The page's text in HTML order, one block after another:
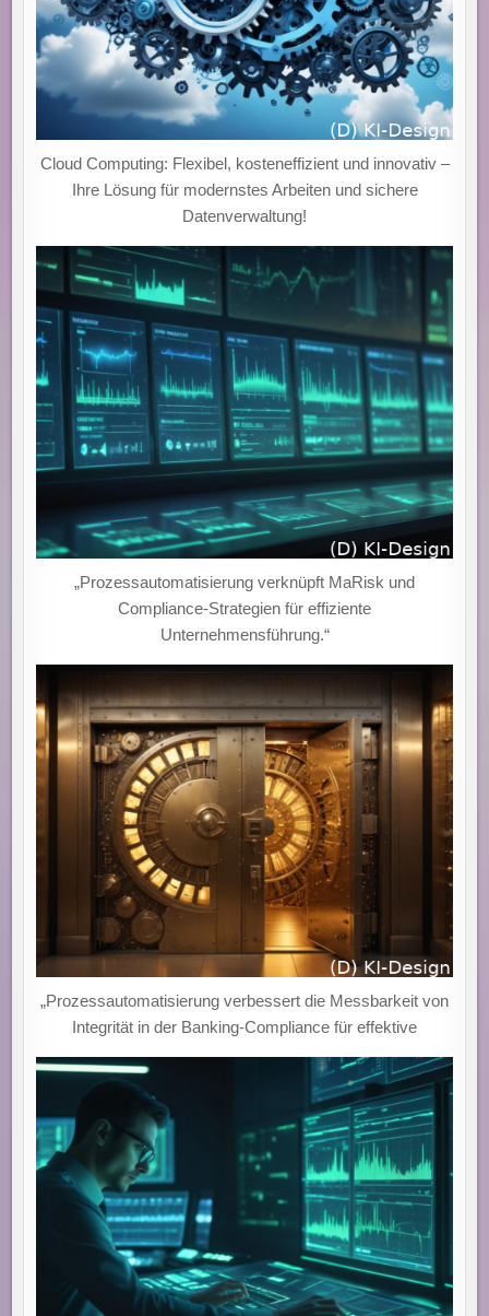
Cloud Computing: Flexibel, kosteneffizient und innovativ –
Ihre Lösung für modernstes Arbeiten und sichere
Datenverwaltung!
„Prozessautomatisierung verknüpft MaRisk und
Compliance-Strategien für effiziente
Unternehmensführung.“
„Prozessautomatisierung verbessert die Messbarkeit von
Integrität in der Banking-Compliance für effektive